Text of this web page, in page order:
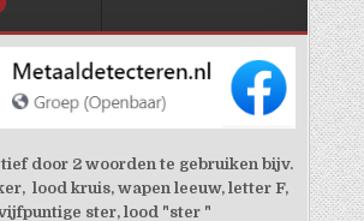
door 2 woorden te gebruiken bijv.
lood kruis, wapen leeuw, letter F,
ster, lood "ster "